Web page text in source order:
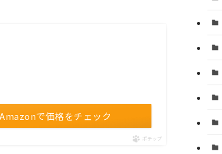
Amazonで価格をチェック
ポチップ